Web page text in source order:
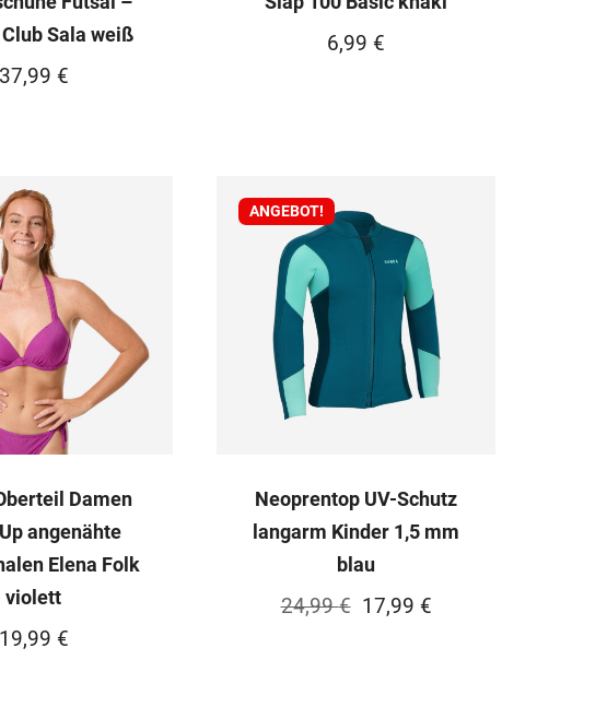
Sala weiß
37,99 €
6,99 €
Damen
angenähte
Elena Folk
violett
19,99 €
ANGEBOT!
Neoprentop UV-Schutz
langarm Kinder 1,5 mm
blau
24,99€ Ursprünglicher
17,99 €Aktueller